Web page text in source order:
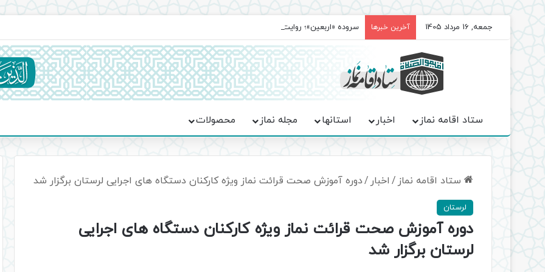
جمعه, 16 مرداد 1405 آخرین خبرها سروده‌ «اربعین»؛ روایت حماسه، استقامت و تمدن‌سازی امت اسلامی
ستاد اقامه نماز اخبار استانها مجله نماز محصولات
ستاد اقامه نماز / اخبار /دوره آموزش صحت قرائت نماز ویژه کارکنان دستگاه های اجرایی لرستان برگزار شد
لرستان
دوره آموزش صحت قرائت نماز ویژه کارکنان دستگاه های اجرایی
لرستان برگزار شد